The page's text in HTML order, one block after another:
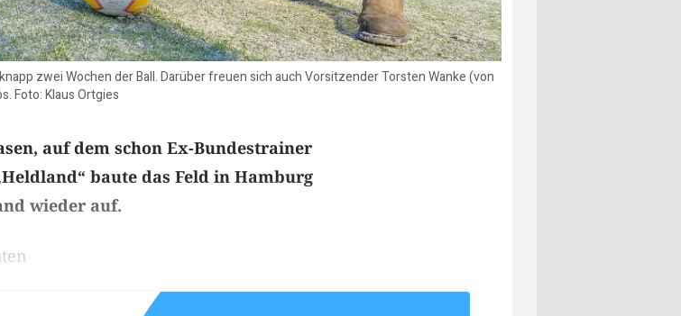
zwei Wochen der Ball. Darüber freuen sich auch Vorsitzender Torsten Wanke (von
Foto: Klaus Ortgies
auf dem schon Ex-Bundestrainer
baute das Feld in Hamburg
wieder auf.